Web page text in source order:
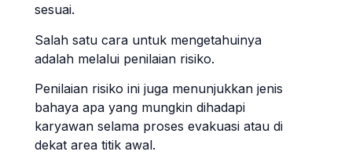
sesuai.
Salah satu cara untuk mengetahuinya
adalah melalui penilaian risiko.
Penilaian risiko ini juga menunjukkan jenis
bahaya apa yang mungkin dihadapi
karyawan selama proses evakuasi atau di
dekat area titik awal.